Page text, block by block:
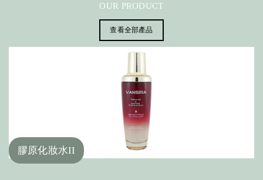
OUR PRODUCT
查看全部產品
膠原化妝水II